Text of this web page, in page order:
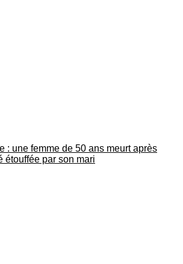
: une femme de 50 ans meurt après
étouffée par son mari